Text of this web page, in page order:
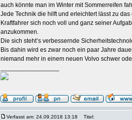
auch könnte man im Winter mit Sommerreifen
Jede Technik die hilft und erleichtert lässt zu
Kraftfahrer sich noch voll und ganz seiner
anzukommen.
Die sich steht’s verbessernde
Bis dahin wird es zwar noch ein paar Jahre
niemand mehr in einem neuen Volvo schwer
Verfasst am: 24.09.2018 13:18 Titel: